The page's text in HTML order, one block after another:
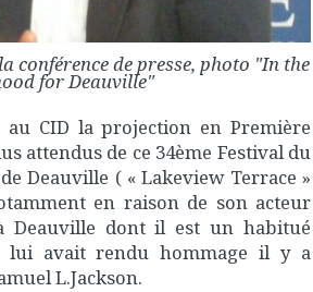
conférence de presse, photo "In the
for Deauville"
CID la projection en Première
attendus de ce 34ème Festival du
Deauville ( « Lakeview Terrace »
en raison de son acteur
Deauville dont il est un habitué
lui avait rendu hommage il y a
L.Jackson.